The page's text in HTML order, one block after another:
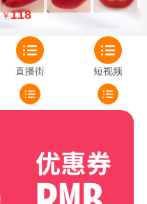
地999色号传奇红唇哑光 哑光
￥118
直播街 短视频